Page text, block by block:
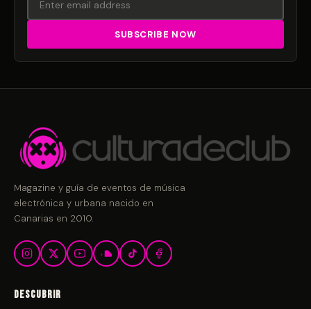
Magazine y guía de eventos de música
electrónica y urbana nacido en
Canarias en 2010.
Descubrir